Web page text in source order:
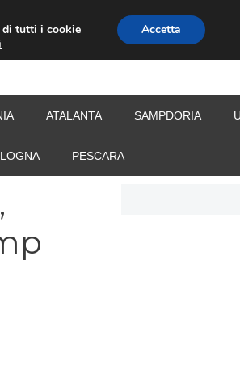
CALCIOMERCATO
ATALANTA SAMPDORIA
PESCARA
di tutti i cookie
Accetta